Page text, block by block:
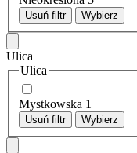
Usuń filtr Wybierz
Ulica
Ulica
Mystkowska 1
Usuń filtr Wybierz